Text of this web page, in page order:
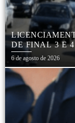
DE FINAL 3 E
6 de agosto de 2026